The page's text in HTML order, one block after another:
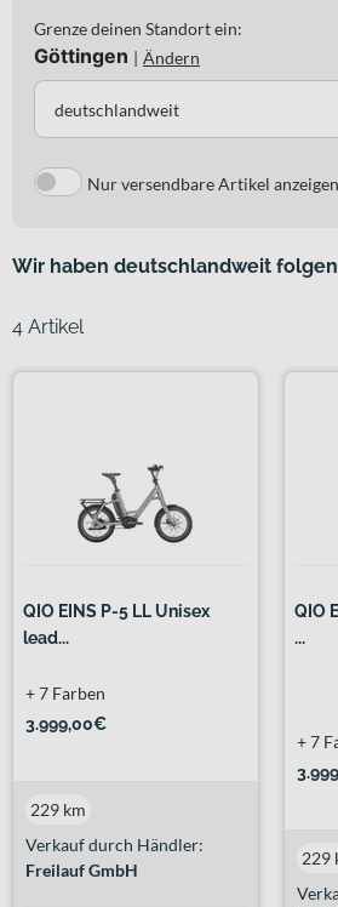
Grenze deinen Standort ein:
Göttingen | Ändern
deutschlandweit
Nur versendbare Artikel anzeigen
Wir haben deutschlandweit
4 Artikel
QIO EINS P-5 LL Unisex
lead...
3.999,00€
+ 7 Farben
Verkauf durch Händler:
Freilauf GmbH
229 km
QIO
...
+ 7
229